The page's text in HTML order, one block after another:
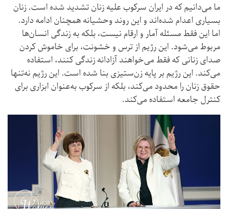
ما می‌دانیم که در ایران سرکوب علیه زنان تشدید شده است. زنان
بسیاری اعدام شده‌اند و این روند وحشیانه همچنان ادامه دارد.
اما این فقط مسئله آمار و ارقام نیست، بلکه به زندگی انسان‌ها
مربوط می‌شود. این رژیم از ترس و خشونت، برای خاموش کردن
صدای زنانی که فقط می‌خواهند آزادانه زندگی کنند، استفاده
می‌کند. این رژیم بر پایه زن‌ستیزی بنا شده است. این رژیم نه‌تنها
حقوق زنان را محدود می‌کند، بلکه از سرکوب به‌عنوان ابزاری برای
کنترل جامعه استفاده می‌کند.